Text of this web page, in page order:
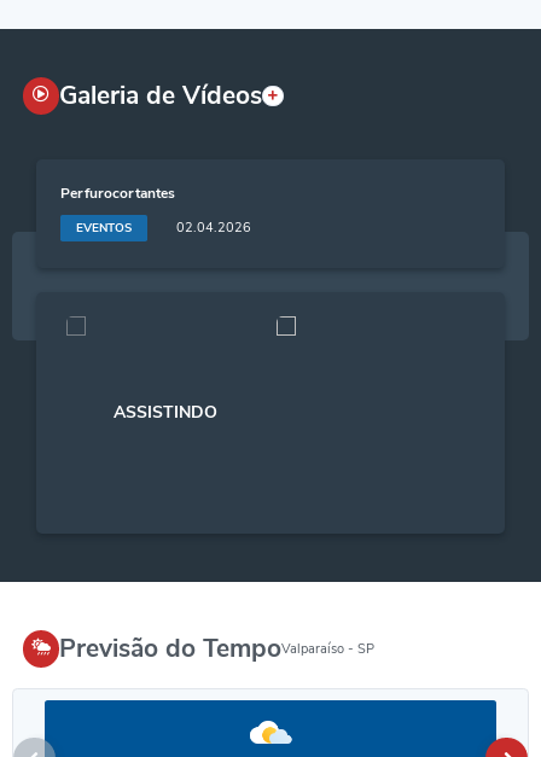
Galeria de Vídeos
Perfurocortantes
EVENTOS 02.04.2026
Previsão do TempoValparaíso - SP